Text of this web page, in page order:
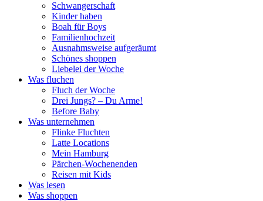
Schwangerschaft
Kinder haben
Boah für Boys
Familienhochzeit
Ausnahmsweise aufgeräumt
Schönes shoppen
Liebelei der Woche
Was fluchen
Fluch der Woche
Drei Jungs? – Du Arme!
Before Baby
Was unternehmen
Flinke Fluchten
Latte Locations
Mein Hamburg
Pärchen-Wochenenden
Reisen mit Kids
Was lesen
Was shoppen